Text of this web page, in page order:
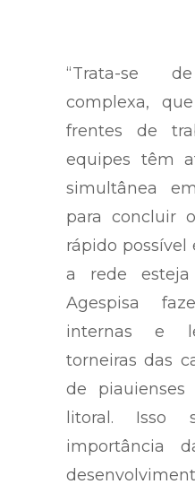
“Trata-se
complexa,
frentes de
equipes têm
simultânea
para concluir
rápido possível
a rede
Agespisa
internas e
torneiras das
de
litoral. Isso
importância